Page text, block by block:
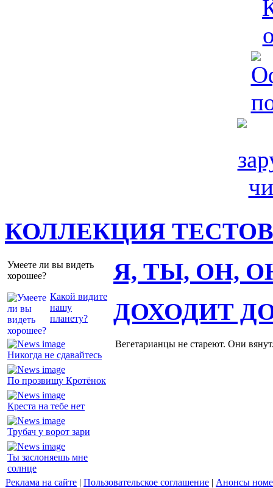
КОЛЛЕКЦИЯ ТЕСТОВ
Умеете ли вы видеть
хорошее?
Какой видите
нашу
планету?
Я, ТЫ, ОН,
Никогда не сдавайтесь
По прозвищу Кротёнок
Креста на тебе нет
Трубач у ворот зари
Ты заслоняешь мне
солнце
ДОХОДИТ
Вегетарианцы не стареют. Они
Реклама на сайте | Пользовательское соглашение | Анонсы